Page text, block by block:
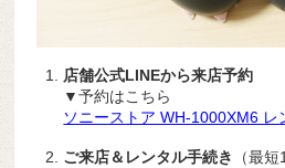
店舗公式LINEから来店予約
▼予約はこちら
ソニーストア WH-1000XM6 レ
ご来店＆レンタル手続き
（最